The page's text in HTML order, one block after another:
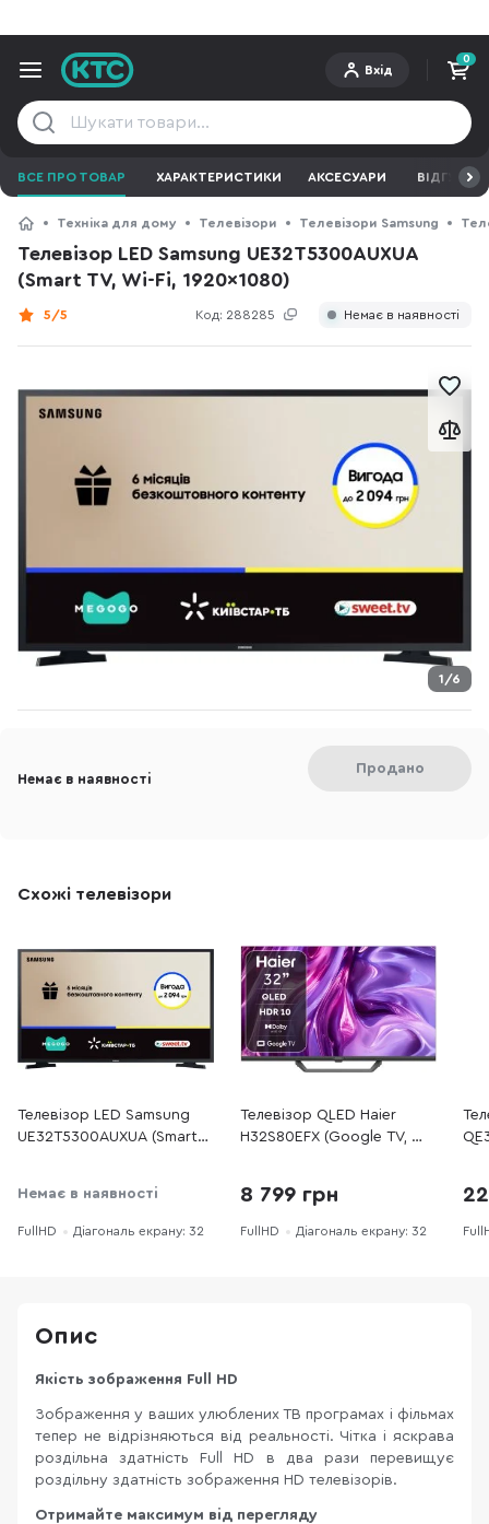
Вхід
0
ВСЕ ПРО ТОВАР ХАРАКТЕРИСТИКИ АКСЕСУАРИ ВІДГУКИ
Техніка для дому Телевізори Телевізори Samsung
Телевізор LED Samsung UE32T5300AUXUA
(Smart TV, Wi-Fi, 1920x1080)
Код: 288285
5/5 Немає в наявності
1/6
Немає в наявності
Продано
Схожі телевізори
Телевізор LED Samsung
UE32T5300AUXUA (Smart
Немає в наявності
FullHD Діагональ екрану: 32
Телевізор QLED Haier
H32S80EFX (Google TV, Wi-
8 799 грн
FullHD Діагональ екрану: 32
Опис
Якість зображення Full HD
Зображення у ваших улюблених ТВ програмах і фільмах
тепер не відрізняються від реальності. Чітка і яскрава
роздільна здатність Full HD в два рази перевищує
роздільну здатність зображення HD телевізорів.
Отримайте максимум від перегляду